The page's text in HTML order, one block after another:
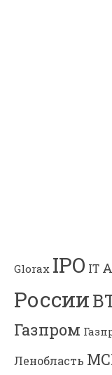
Glorax IPO IT
России
Газпром
Ленобласть